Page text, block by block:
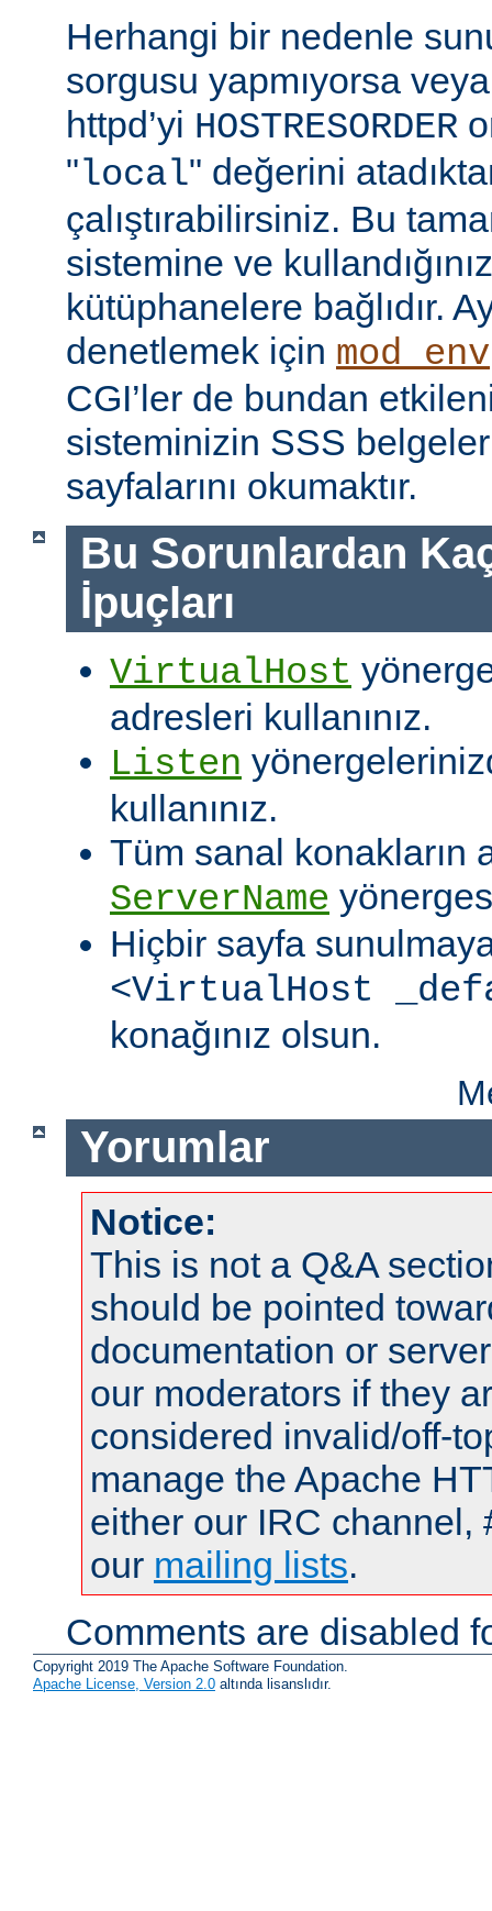
Herhangi bir nedenle
sorgusu yapmıyorsa
httpd’yi HOSTRESORDER
" local" değerini
çalıştırabilirsiniz. Bu
sistemine ve
kütüphanelere bağlıdır.
denetlemek için mod_env
CGI’ler de bundan
sisteminizin SSS
sayfalarını okumaktır.
Bu Sorunlardan
İpuçları
VirtualHost
adresleri kullanınız.
Listen
kullanınız.
Tüm sanal konakların
ServerName
Hiçbir sayfa
<VirtualHost
konağınız olsun.
Yorumlar
Notice:
This is not a Q&A
should be pointed
documentation or
our moderators if they
considered invalid/off-
manage the Apache
either our IRC channel,
our mailing lists.
Comments are disabled
Copyright 2019 The Apache Software Foundation.
Apache License, Version 2.0 altında lisanslıdır.